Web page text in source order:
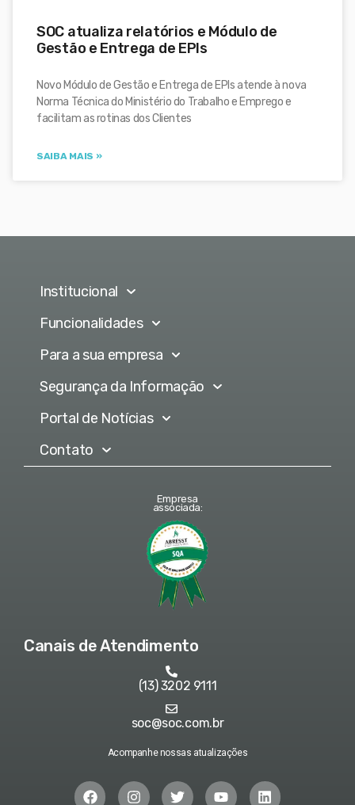
SOC atualiza relatórios e Módulo de
Gestão e Entrega de EPIs
Novo Módulo de Gestão e Entrega de EPIs atende à nova
Norma Técnica do Ministério do Trabalho e Emprego e
facilitam as rotinas dos Clientes
SAIBA MAIS »
Institucional
Funcionalidades
Para a sua empresa
Segurança da Informação
Portal de Notícias
Contato
Empresa
associada:
Canais de Atendimento
(13) 3202 9111
soc@soc.com.br
Acompanhe nossas atualizações